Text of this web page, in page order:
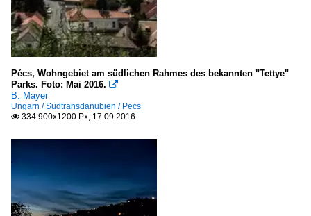
Pécs, Wohngebiet am südlichen Rahmes des bekannten "Tettye"
Parks. Foto: Mai 2016. 
B. Mayer
Ungarn / Südtransdanubien / Pecs
 334 900x1200 Px, 17.09.2016